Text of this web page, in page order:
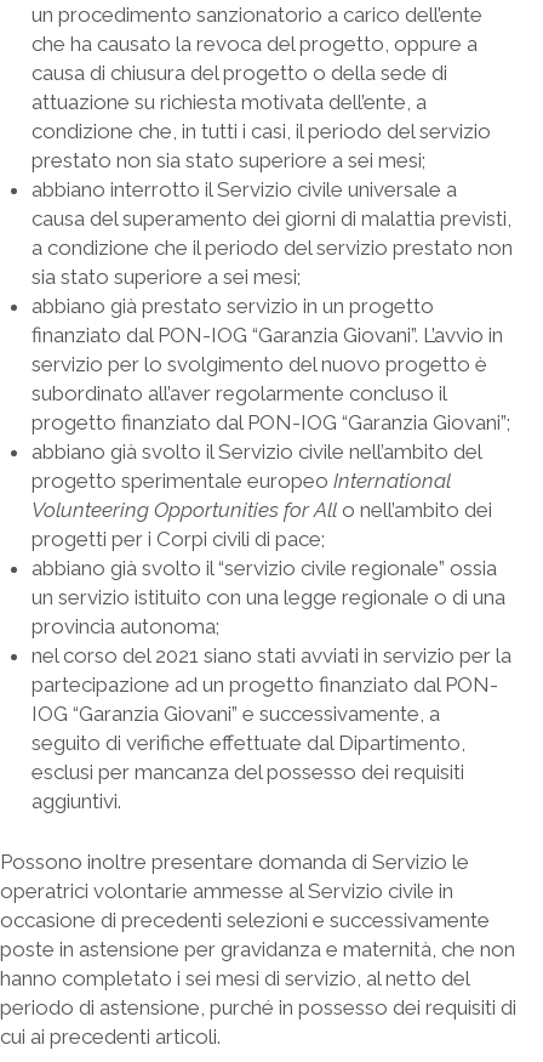
un procedimento sanzionatorio a carico dell’ente
che ha causato la revoca del progetto, oppure a
causa di chiusura del progetto o della sede di
attuazione su richiesta motivata dell’ente, a
condizione che, in tutti i casi, il periodo del servizio
prestato non sia stato superiore a sei mesi;
abbiano interrotto il Servizio civile universale a
causa del superamento dei giorni di malattia previsti,
a condizione che il periodo del servizio prestato non
sia stato superiore a sei mesi;
abbiano già prestato servizio in un progetto
finanziato dal PON-IOG “Garanzia Giovani”. L’avvio in
servizio per lo svolgimento del nuovo progetto è
subordinato all’aver regolarmente concluso il
progetto finanziato dal PON-IOG “Garanzia Giovani”;
abbiano già svolto il Servizio civile nell’ambito del
progetto sperimentale europeo International
Volunteering Opportunities for All o nell’ambito dei
progetti per i Corpi civili di pace;
abbiano già svolto il “servizio civile regionale” ossia
un servizio istituito con una legge regionale o di una
provincia autonoma;
nel corso del 2021 siano stati avviati in servizio per la
partecipazione ad un progetto finanziato dal PON-
IOG “Garanzia Giovani” e successivamente, a
seguito di verifiche effettuate dal Dipartimento,
esclusi per mancanza del possesso dei requisiti
aggiuntivi.
Possono inoltre presentare domanda di Servizio le
operatrici volontarie ammesse al Servizio civile in
occasione di precedenti selezioni e successivamente
poste in astensione per gravidanza e maternità, che non
hanno completato i sei mesi di servizio, al netto del
periodo di astensione, purché in possesso dei requisiti di
cui ai precedenti articoli.